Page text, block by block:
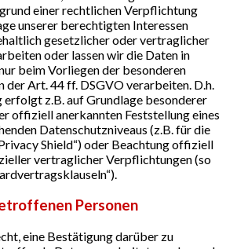
einer rechtlichen Verpflichtung
unserer berechtigten Interessen
gesetzlicher oder vertraglicher
oder lassen wir die Daten in
beim Vorliegen der besonderen
der Art. 44 ff. DSGVO verarbeiten. D.h.
z.B. auf Grundlage besonderer
offiziell anerkannten Feststellung eines
Datenschutzniveaus (z.B. für die
Shield“) oder Beachtung offiziell
vertraglicher Verpflichtungen (so
Personen
eine Bestätigung darüber zu